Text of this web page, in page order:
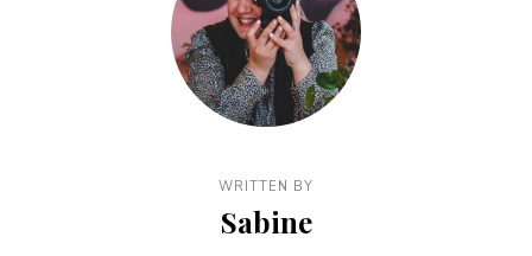
WRITTEN BY
Sabine